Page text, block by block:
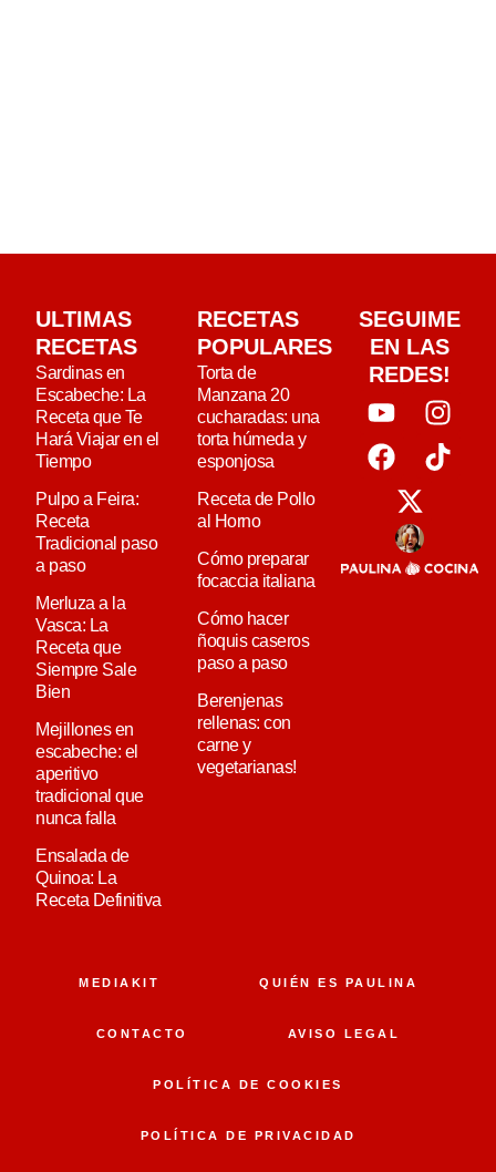
ULTIMAS
RECETAS
Sardinas en
Escabeche: La
Receta que Te
Hará Viajar en el
Tiempo
Pulpo a Feira:
Receta
Tradicional paso
a paso
Merluza a la
Vasca: La
Receta que
Siempre Sale
Bien
Mejillones en
escabeche: el
aperitivo
tradicional que
nunca falla
Ensalada de
Quinoa: La
Receta Definitiva
RECETAS
POPULARES
Torta de
Manzana 20
cucharadas: una
torta húmeda y
esponjosa
Receta de Pollo
al Horno
Cómo preparar
focaccia italiana
Cómo hacer
ñoquis caseros
paso a paso
Berenjenas
rellenas: con
carne y
vegetarianas!
SEGUIME
EN LAS
REDES!
MEDIAKIT QUIÉN ES PAULINA
CONTACTO AVISO LEGAL
POLÍTICA DE COOKIES
POLÍTICA DE PRIVACIDAD